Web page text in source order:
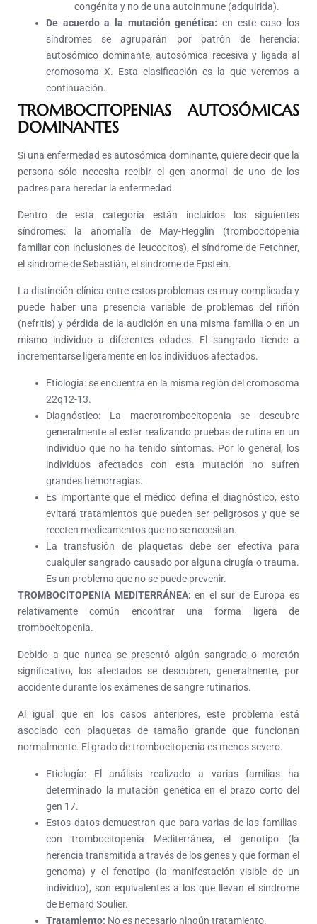
congénita y no de una autoinmune (adquirida).
De acuerdo a la mutación genética: en este caso los
síndromes se agruparán por patrón de herencia:
autosómico dominante, autosómica recesiva y ligada al
cromosoma X. Esta clasificación es la que veremos a
continuación.
TROMBOCITOPENIAS AUTOSÓMICAS
DOMINANTES
Si una enfermedad es autosómica dominante, quiere decir que la
persona sólo necesita recibir el gen anormal de uno de los
padres para heredar la enfermedad.
Dentro de esta categoría están incluidos los siguientes
síndromes: la anomalía de May-Hegglin (trombocitopenia
familiar con inclusiones de leucocitos), el síndrome de Fetchner,
el síndrome de Sebastián, el síndrome de Epstein.
La distinción clínica entre estos problemas es muy complicada y
puede haber una presencia variable de problemas del riñón
(nefritis) y pérdida de la audición en una misma familia o en un
mismo individuo a diferentes edades. El sangrado tiende a
incrementarse ligeramente en los individuos afectados.
Etiología: se encuentra en la misma región del cromosoma
22q12-13.
Diagnóstico: La macrotrombocitopenia se descubre
generalmente al estar realizando pruebas de rutina en un
individuo que no ha tenido síntomas. Por lo general, los
individuos afectados con esta mutación no sufren
grandes hemorragias.
Es importante que el médico defina el diagnóstico, esto
evitará tratamientos que pueden ser peligrosos y que se
receten medicamentos que no se necesitan.
La transfusión de plaquetas debe ser efectiva para
cualquier sangrado causado por alguna cirugía o trauma.
Es un problema que no se puede prevenir.
TROMBOCITOPENIA MEDITERRÁNEA: en el sur de Europa es
relativamente común encontrar una forma ligera de
trombocitopenia.
Debido a que nunca se presentó algún sangrado o moretón
significativo, los afectados se descubren, generalmente, por
accidente durante los exámenes de sangre rutinarios.
Al igual que en los casos anteriores, este problema está
asociado con plaquetas de tamaño grande que funcionan
normalmente. El grado de trombocitopenia es menos severo.
Etiología: El análisis realizado a varias familias ha
determinado la mutación genética en el brazo corto del
gen 17.
Estos datos demuestran que para varias de las familias
con trombocitopenia Mediterránea, el genotipo (la
herencia transmitida a través de los genes y que forman el
genoma) y el fenotipo (la manifestación visible de un
individuo), son equivalentes a los que llevan el síndrome
de Bernard Soulier.
Tratamiento: No es necesario ningún tratamiento.